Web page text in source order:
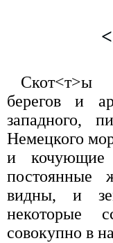
Скот<т>ы
берегов и
западного,
Немецкого
и кочующие
постоянные
видны, и
некоторые
совокупно в